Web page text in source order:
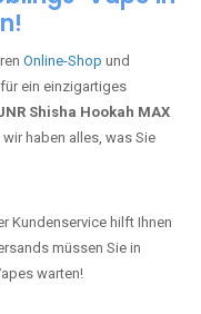
Online-Shop und
ein einzigartiges
Shisha Hookah MAX
haben alles, was Sie
Kundenservice hilft Ihnen
müssen Sie in
warten!